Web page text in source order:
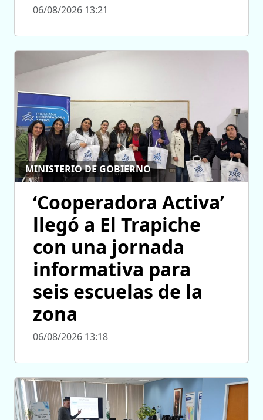
06/08/2026 13:21
MINISTERIO DE GOBIERNO
‘Cooperadora Activa’
llegó a El Trapiche
con una jornada
informativa para
seis escuelas de la
zona
06/08/2026 13:18